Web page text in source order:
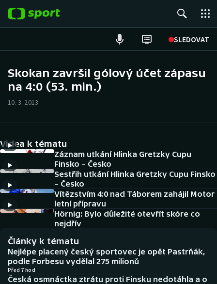
SLEDOVAT
Hokej
Cyklistika
DALŠÍ SPORTY
Americký fotbal
Baseball a softbal
Basketbal
Biatlon
NEPŘEHLÉDNĚTE
Historické návraty
Aplikace ČT sport
Skokan završil gólový účet zápasu
na 4:0 (53. min.)
10. 3. 2013
Videa k tématu
Záznam utkání Hlinka Gretzky Cupu
Finsko – Česko
Sestřih utkání Hlinka Gretzky Cupu Finsko
– Česko
Vítězstvím 4:0 nad Táborem zahájil Motor
letní přípravu
Hörnig: Bylo důležité otevřít skóre co
nejdřív
Články k tématu
Nejlépe placený český sportovec je opět Pastrňák,
podle Forbesu vydělal 275 milionů
Před 7 hod
Česká osmnáctka ztrátu proti Finsku nedotáhla a o